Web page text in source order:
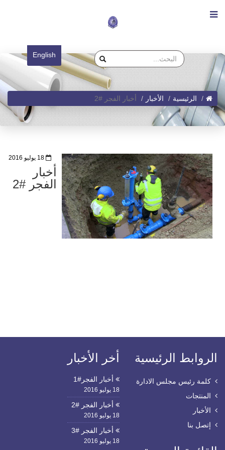
English
الرئيسية الأخبار أخبار الفجر #2
18 يوليو 2016
أخبار
الفجر #2
الروابط الرئيسية
كلمة رئيس مجلس الادارة
المنتجات
الأخبار
إتصل بنا
أخر الأخبار
أخبار الفجر#1
18 يوليو 2016
أخبار الفجر #2
18 يوليو 2016
أخبار الفجر #3
18 يوليو 2016